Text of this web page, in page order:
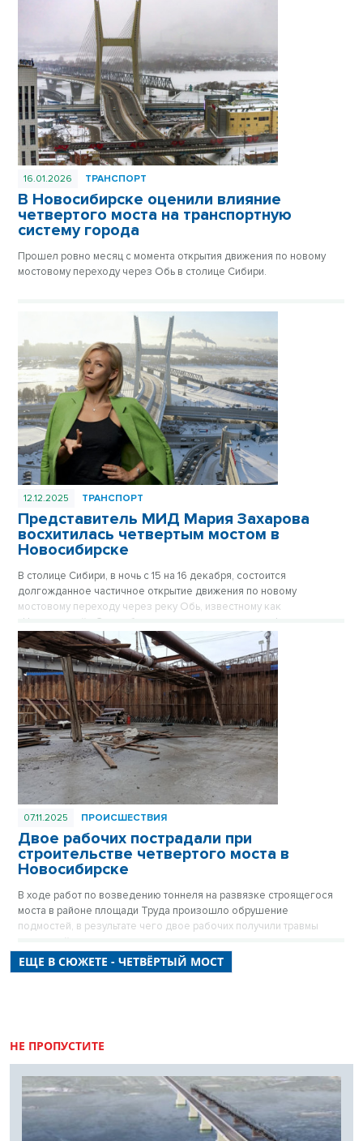
16.01.2026 ТРАНСПОРТ
В Новосибирске оценили влияние
четвертого моста на транспортную
систему города
Прошел ровно месяц с момента открытия движения по новому
мостовому переходу через Обь в столице Сибири.
12.12.2025 ТРАНСПОРТ
Представитель МИД Мария Захарова
восхитилась четвертым мостом в
Новосибирске
В столице Сибири, в ночь с 15 на 16 декабря, состоится
долгожданное частичное открытие движения по новому
мостовому переходу через реку Обь, известному как
«Центральный». Это событие привлекло внимание официального
представителя Министерства иностранных дел России.
07.11.2025 ПРОИСШЕСТВИЯ
Двое рабочих пострадали при
строительстве четвертого моста в
Новосибирске
В ходе работ по возведению тоннеля на развязке строящегося
моста в районе площади Труда произошло обрушение
подмостей, в результате чего двое рабочих получили травмы
ЕЩЕ В СЮЖЕТЕ - ЧЕТВЁРТЫЙ МОСТ
НЕ ПРОПУСТИТЕ